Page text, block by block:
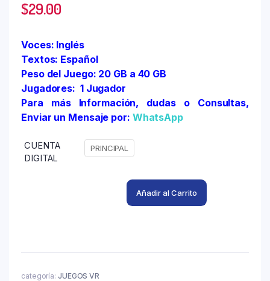
$29.00
Voces: Inglés
Textos: Español
Peso del Juego: 20 GB a 40 GB
Jugadores: 1 Jugador
Para más Información, dudas o Consultas,
Enviar un Mensaje por: WhatsApp
CUENTA
DIGITAL
PRINCIPAL
Añadir al Carrito
categoría: JUEGOS VR